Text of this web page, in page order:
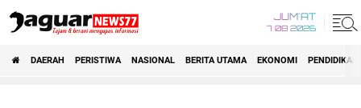
JUM'AT
7 08 2026
DAERAH PERISTIWA NASIONAL BERITA UTAMA EKONOMI PENDIDIKAN